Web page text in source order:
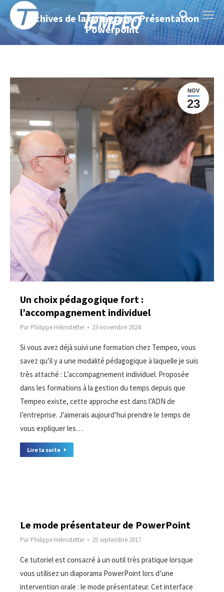
Search:
Archives de la catégorie : Présentation
Powerpoint
NOV
23
Un choix pédagogique fort :
l’accompagnement individuel
ParPhilippe Helmstetter 23 novembre 2024
Si vous avez déjà suivi une formation chez Tempeo, vous
savez qu’il y a une modalité pédagogique à laquelle je suis
très attaché : L’accompagnement individuel. Proposée
dans les formations à la gestion du temps depuis que
Tempeo existe, cette approche est dans l’ADN de
l’entreprise. J’aimerais aujourd’hui prendre le temps de
vous expliquer les…
Lire la suite
Le mode présentateur de PowerPoint
ParPhilippe Helmstetter 25 septembre 2017
Ce tutoriel est consacré à un outil très pratique lorsque
vous utilisez un diaporama PowerPoint lors d’une
intervention orale : le mode présentateur. Cet interface